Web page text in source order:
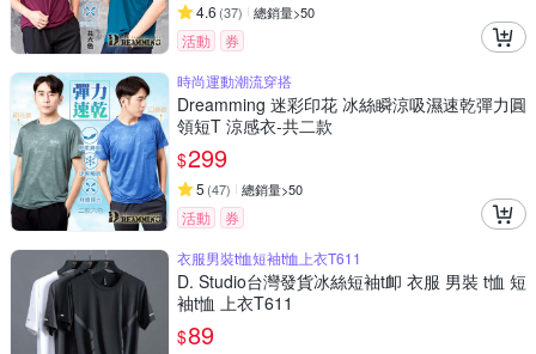
4.6 (37) 總銷量>50
活動
券
時尚運動潮流穿搭
Dreamming 迷彩印花 冰絲瞬涼吸濕速乾彈力圓
領短T 涼感衣-共二款
$299
5 (47) 總銷量>50
活動
券
衣服男裝t恤短袖t恤上衣T611
D. Studio台灣發貨冰絲短袖t卹 衣服 男裝 t恤 短
袖t恤 上衣T611
$89